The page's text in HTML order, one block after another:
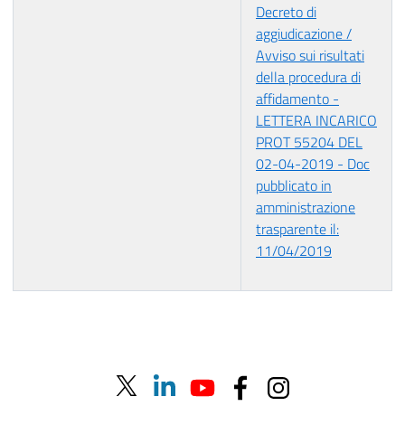
Decreto di
aggiudicazione /
Avviso sui risultati
della procedura di
affidamento -
LETTERA INCARICO
PROT 55204 DEL
02-04-2019 - Doc
pubblicato in
amministrazione
trasparente il:
11/04/2019